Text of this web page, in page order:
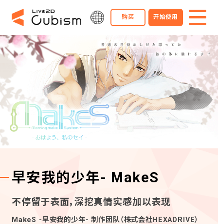
购买 开始使用
早安我的少年- MakeS
不停留于表面，深挖真情实感加以表现
MakeS -早安我的少年- 制作团队（株式会社HEXADRIVE）